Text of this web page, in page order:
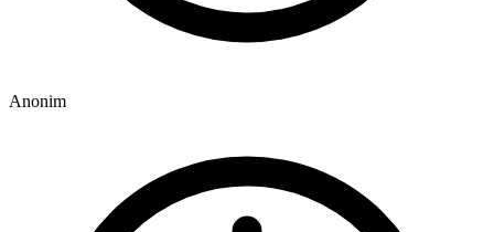
Anonim